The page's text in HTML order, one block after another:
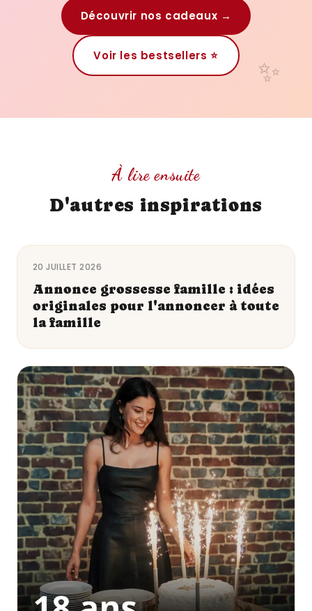
Découvrir nos cadeaux →
Voir les bestsellers ⭐
À lire ensuite
D'autres inspirations
20 JUILLET 2026
Annonce grossesse famille : idées
originales pour l'annoncer à toute
la famille